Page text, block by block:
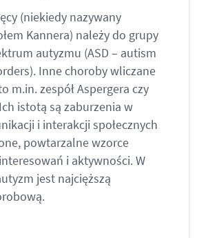
(niekiedy nazywany
Kannera) należy do grupy
autyzmu (ASD – autism
Inne choroby wliczane
m.in. zespół Aspergera czy
istotą są zaburzenia w
i interakcji społecznych
powtarzalne wzorce
i aktywności. W
jest najcięższą